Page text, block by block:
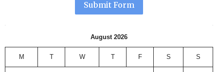
Submit Form
August 2026
M T W T F S S